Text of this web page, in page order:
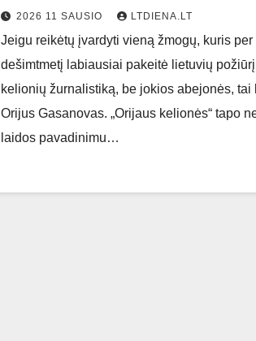
2026 11 SAUSIO LTDIENA.LT
Jeigu reikėtų įvardyti vieną žmogų, kuris per
dešimtmetį labiausiai pakeitė lietuvių
kelionių žurnalistiką, be jokios abejonės, tai
Orijus Gasanovas. „Orijaus kelionės“ tapo
laidos pavadinimu…